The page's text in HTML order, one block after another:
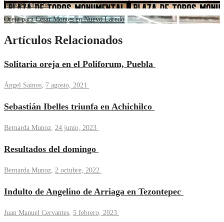
Jornada Taurina
Oreja para César Montes en Nuevo Laredo
Artículos Relacionados
Solitaria oreja en el Poliforum, Puebla
Ángel Sainos, 7 agosto, 2021
Sebastián Ibelles triunfa en Achichilco
Bernarda Munoz 24 junio, 2023
Resultados del domingo
Bernarda Munoz 2 octubre, 2022
Indulto de Angelino de Arriaga en Tezontepec
Juan Manuel Cervantes 5 febrero, 2023